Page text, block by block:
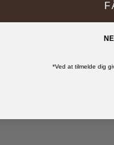
*Ved at tilmelde dig